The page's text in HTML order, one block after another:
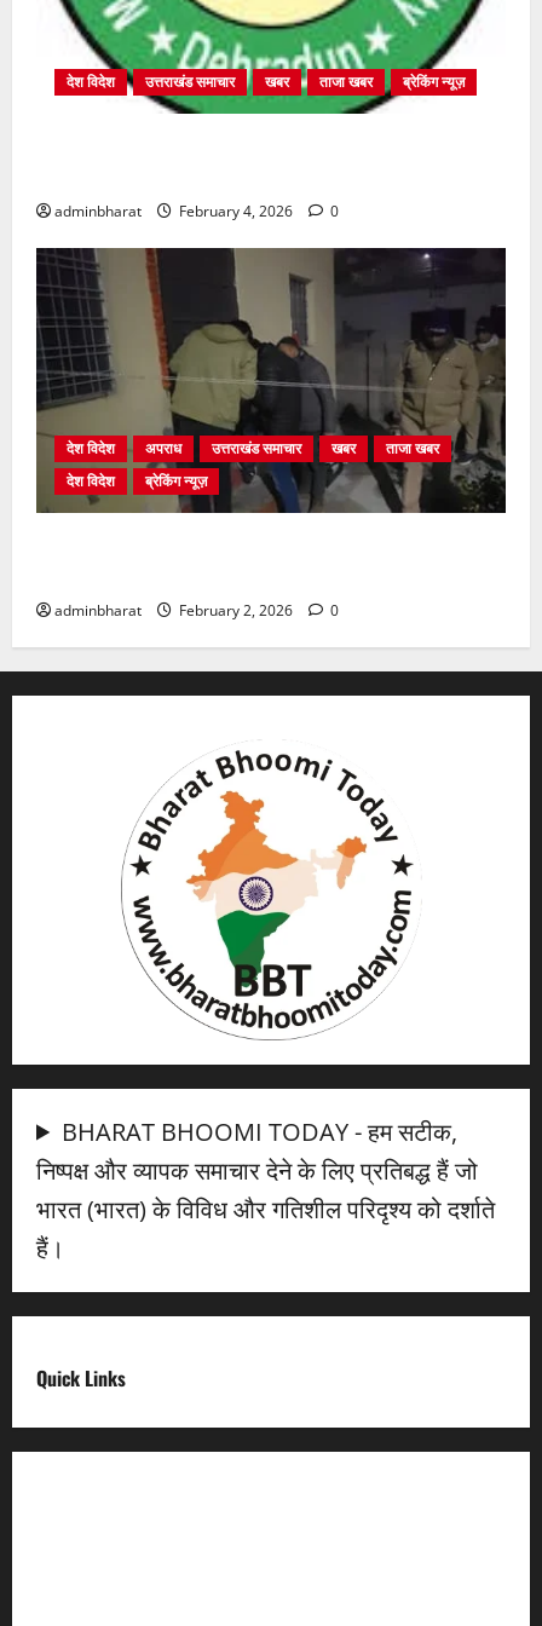
देश विदेश उत्तराखंड समाचार खबर ताजा खबर ब्रेकिंग न्यूज़
adminbharat February 4, 2026 0
देश विदेश अपराध उत्तराखंड समाचार खबर
ताजा खबर
देश विदेश
ब्रेकिंग न्यूज़
adminbharat February 2, 2026 0
BHARAT BHOOMI TODAY - हम सटीक,
निष्पक्ष और व्यापक समाचार देने के लिए प्रतिबद्ध हैं जो
भारत (भारत) के विविध और गतिशील परिदृश्य को दर्शाते
हैं।
Quick Links